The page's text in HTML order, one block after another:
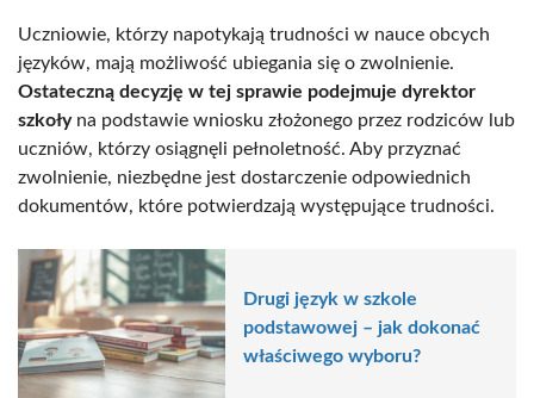
Uczniowie, którzy napotykają trudności w nauce obcych
języków, mają możliwość ubiegania się o zwolnienie.
Ostateczną decyzję w tej sprawie podejmuje dyrektor
szkołyna podstawie wniosku złożonego przez rodziców lub
uczniów, którzy osiągnęli pełnoletność. Aby przyznać
zwolnienie, niezbędne jest dostarczenie odpowiednich
dokumentów, które potwierdzają występujące trudności.
Drugi język w szkole
podstawowej – jak dokonać
właściwego wyboru?